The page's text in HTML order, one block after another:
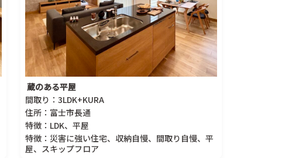
蔵のある平屋
間取り：3LDK+KURA
住所：富士市長通
特徴：LDK、平屋
特徴：災害に強い住宅、収納自慢、間取り自慢、平
屋、スキップフロア